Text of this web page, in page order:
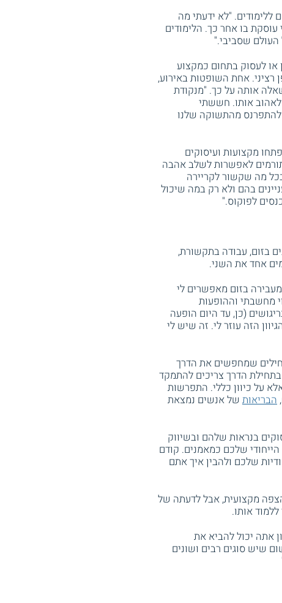
"לא ידעתי מה
בו אחר כך. הלימודים
העולם שסביבי."
או לעסוק בתחום כמקצוע
רציני. אחת השופטות באירוע,
אותה על כך. "מנקודת
אותו. חששתי
להתפרנס מהתשוקה שלנו
מקצועות ועיסוקים
לאפשרות לשלב אהבה
מה שקשור לקריירה
בהם ולא רק במה שיכול
לפוקוס."
בזום, עבודה בתקשורת,
אחד את השני.
בזום מאפשרים לי
מחשבתי וההופעות
(כן, עד היום הופעה
הזה עוזר לי. זה שיש לי
שמחפשים את הדרך
הדרך צריכים להתמקד
על כיוון כללי. התפרשות
הבריאות של אנשים נמצאת
בנראות שלהם ובשיווק
שלכם כמאמנים. קודם
שלכם ולהבין איך אתם
מקצועית, אבל לדעתה של
אותו.
אתה יכול להביא את
שיש סוגים רבים ושונים